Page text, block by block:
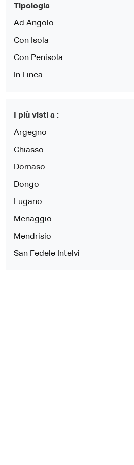
Tipologia
Ad Angolo
Con Isola
Con Penisola
In Linea
I più visti a :
Argegno
Chiasso
Domaso
Dongo
Lugano
Menaggio
Mendrisio
San Fedele Intelvi